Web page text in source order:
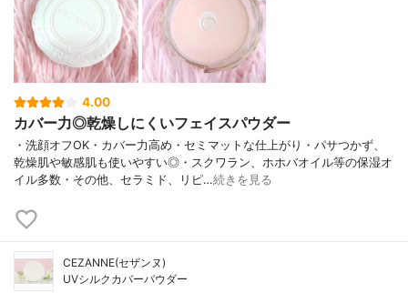
4.00
カバー力◎乾燥しにくいフェイスパウダー
・洗顔オフOK・カバー力高め・セミマットな仕上がり・パサつかず、
乾燥肌や敏感肌も使いやすい◎・スクワラン、ホホバオイル等の保湿オ
イル多数・その他、セラミド、リピ…続きを見る
CEZANNE(セザンヌ)
UVシルクカバーパウダー